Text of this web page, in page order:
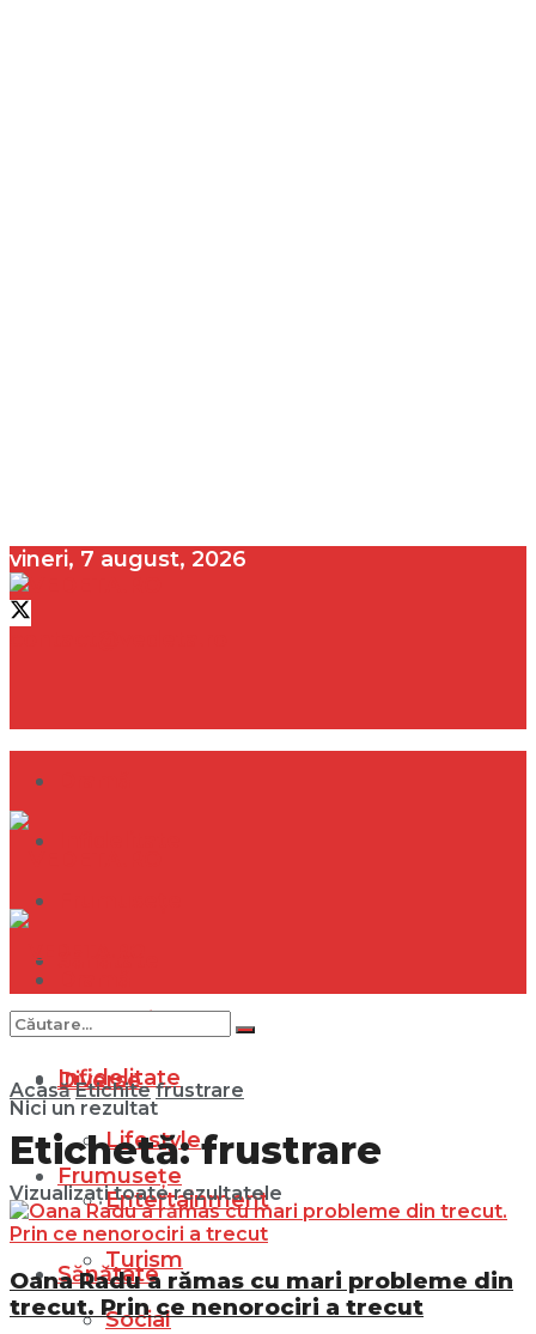
vineri, 7 august, 2026
Internațional
Diverse
Lifestyle
Entertainment
Turism
Social
Infidelitate
Frumusețe
Sănătate
Nici un rezultat
Vizualizați toate rezultatele
Acasă Etichite frustrare
Etichetă:frustrare
Oana Radu a rămas cu mari probleme din
trecut. Prin ce nenorociri a trecut